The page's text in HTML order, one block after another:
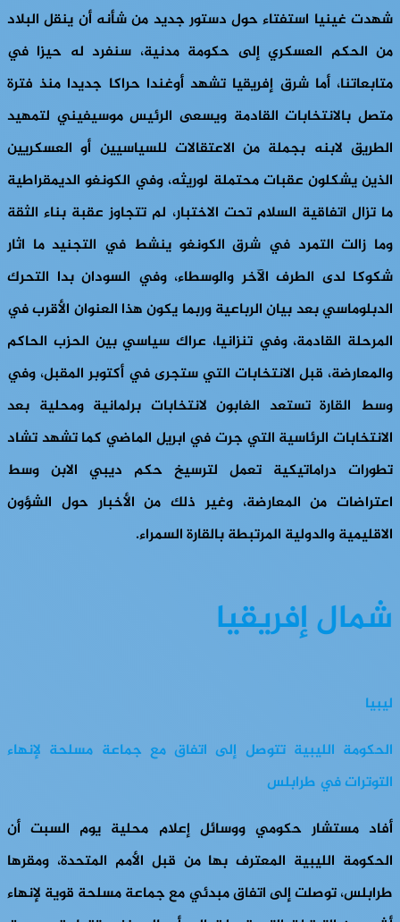
شهدت غينيا استفتاء حول دستور جديد من شأنه أن ينقل البلاد
من الحكم العسكري إلى حكومة مدنية، سنفرد له حيزا في
متابعاتنا، أما شرق إفريقيا تشهد أوغندا حراكا جديدا منذ فترة
متصل بالانتخابات القادمة ويسعى الرئيس موسيفيني لتمهيد
الطريق لابنه بجملة من الاعتقالات للسياسيين أو العسكريين
الذين يشكلون عقبات محتملة لوريثه، وفي الكونغو الديمقراطية
ما تزال اتفاقية السلام تحت الاختبار، لم تتجاوز عقبة بناء الثقة
وما زالت التمرد في شرق الكونغو ينشط في التجنيد ما اثار
شكوكا لدى الطرف الآخر والوسطاء، وفي السودان بدا التحرك
الدبلوماسي بعد بيان الرباعية وربما يكون هذا العنوان الأقرب في
المرحلة القادمة، وفي تنزانيا، عراك سياسي بين الحزب الحاكم
والمعارضة، قبل الانتخابات التي ستجرى في أكتوبر المقبل، وفي
وسط القارة تستعد الغابون لانتخابات برلمانية ومحلية بعد
الانتخابات الرئاسية التي جرت في ابريل الماضي كما تشهد تشاد
تطورات دراماتيكية تعمل لترسيخ حكم ديبي الابن وسط
اعتراضات من المعارضة، وغير ذلك من الأخبار حول الشؤون
الاقليمية والدولية المرتبطة بالقارة السمراء.
شمال إفريقيا
ليبيا
الحكومة الليبية تتوصل إلى اتفاق مع جماعة مسلحة لإنهاء
التوترات في طرابلس
أفاد مستشار حكومي ووسائل إعلام محلية يوم السبت أن
الحكومة الليبية المعترف بها من قبل الأمم المتحدة، ومقرها
طرابلس، توصلت إلى اتفاق مبدئي مع جماعة مسلحة قوية لإنهاء